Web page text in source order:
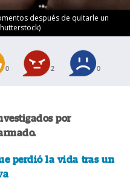
después de quitarle un
0 2 0
por
perdió la vida tras un